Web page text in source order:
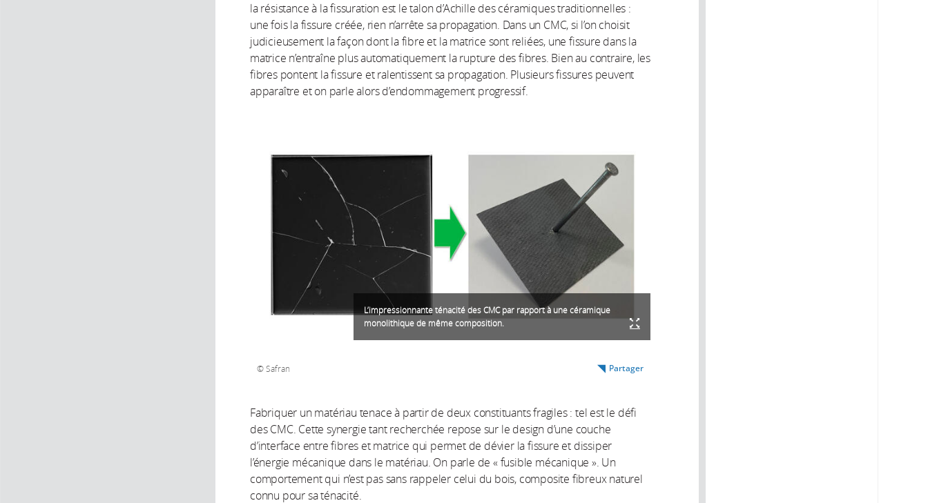
la résistance à la fissuration est le talon d’Achille des céramiques traditionnelles :
une fois la fissure créée, rien n’arrête sa propagation. Dans un CMC, si l’on choisit
judicieusement la façon dont la fibre et la matrice sont reliées, une fissure dans la
matrice n’entraîne plus automatiquement la rupture des fibres. Bien au contraire, les
fibres pontent la fissure et ralentissent sa propagation. Plusieurs fissures peuvent
apparaître et on parle alors d’endommagement progressif.
L’impressionnante ténacité des CMC par rapport à une céramique
monolithique de même composition.
Safran Partager
Fabriquer un matériau tenace à partir de deux constituants fragiles : tel est le défi
des CMC. Cette synergie tant recherchée repose sur le design d’une couche
d’interface entre fibres et matrice qui permet de dévier la fissure et dissiper
l’énergie mécanique dans le matériau. On parle de « fusible mécanique ». Un
comportement qui n’est pas sans rappeler celui du bois, composite fibreux naturel
connu pour sa ténacité.